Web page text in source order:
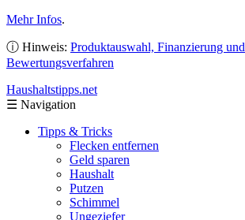
Mehr Infos.
ⓘ Hinweis: Produktauswahl, Finanzierung und
Bewertungsverfahren
Haushaltstipps.net
☰ Navigation
Tipps & Tricks
Flecken entfernen
Geld sparen
Haushalt
Putzen
Schimmel
Ungeziefer